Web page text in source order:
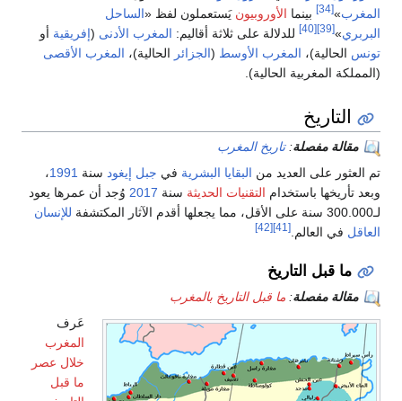
بينماالأوروبيون يَستعملون لفظ «الساحل
للدلالة على ثلاثة أقاليم:المغرب الأدنى( إفريقيةأو
المغرب الأوسط(الجزائرالحالية)، المغرب الأقصى
المغربية الحالية).
مفصلة:تاريخ المغرب
على العديد من البقايا البشريةفيجبل إيغود سنة 1991 ،
باستخدام التقنيات الحديثةسنة2017 وُجد أن عمرها يعود
للإنسان
في العالم. [41]
قبل التاريخ
مفصلة:ما قبل التاريخ بالمغرب
عَرف
المغرب
ما قبل